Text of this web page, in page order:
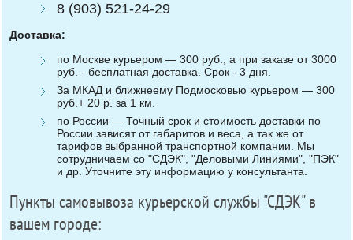
8 (903) 521-24-29
Доставка:
по Москве курьером — 300 руб., а при заказе от 3000
руб. - бесплатная доставка. Срок - 3 дня.
За МКАД и ближнеему Подмосковью курьером — 300
руб.+ 20 р. за 1 км.
по России — Точный срок и стоимость доставки по
России зависят от габаритов и веса, а так же от
тарифов выбранной транспортной компании. Мы
сотрудничаем со "СДЭК", "Деловыми Линиями", "ПЭК"
и др. Уточните эту информацию у консультанта.
Пункты самовывоза курьерской службы "СДЭК" в
вашем городе: